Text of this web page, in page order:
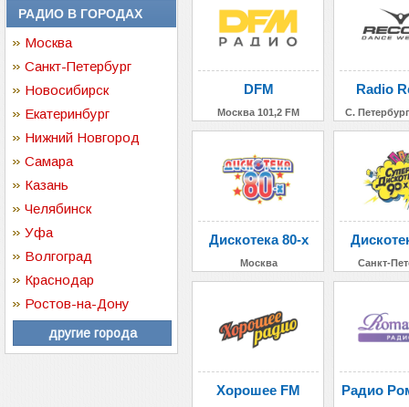
РАДИО В ГОРОДАХ
Москва
Санкт-Петербург
Новосибирск
Екатеринбург
Нижний Новгород
Самара
Казань
Челябинск
Уфа
Волгоград
Краснодар
Ростов-на-Дону
другие города
DFM
Москва 101,2 FM
Radio
С.
Дискотека 80-х
Москва Санкт-
Хорошее FM Радио